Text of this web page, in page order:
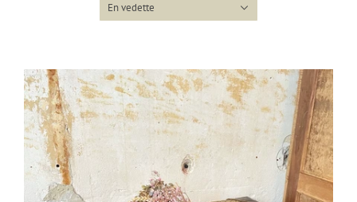
En vedette